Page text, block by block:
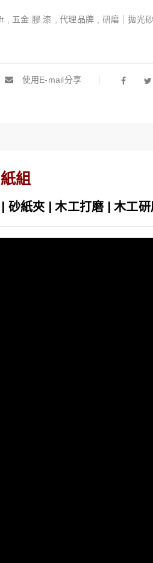
五金.膠.漆 ,代理品牌 研磨｜拋光
使用E-mail分享
組
紙夾 | 木工打磨 | 木工研